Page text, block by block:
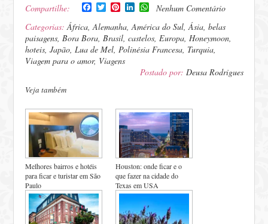
Compartilhe: Facebook
TwitterPinterestLinkedInWhatsApp
Nenhum Comentário
Categorias:África,Alemanha,América do Sul,Ásia,belas
paisagens,Bora Bora,Brasil,castelos,Europa,Honeymoon,
hoteis,Japão,Lua de Mel,Polinésia Francesa, Turquia,
Viagem para o amor, Viagens
Postado por: Deusa Rodrigues
Veja também
Melhores bairros e hotéis
para ficar e turistar em São
Paulo
Houston: onde ficar e o
que fazer na cidade do
Texas em USA